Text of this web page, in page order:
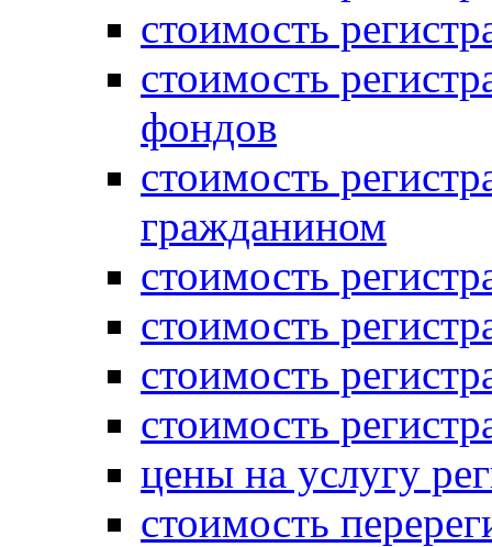
стоимость
стоимость
фондов
стоимость
гражданином
стоимость
стоимость
стоимость
стоимость
цены на услугу
стоимость